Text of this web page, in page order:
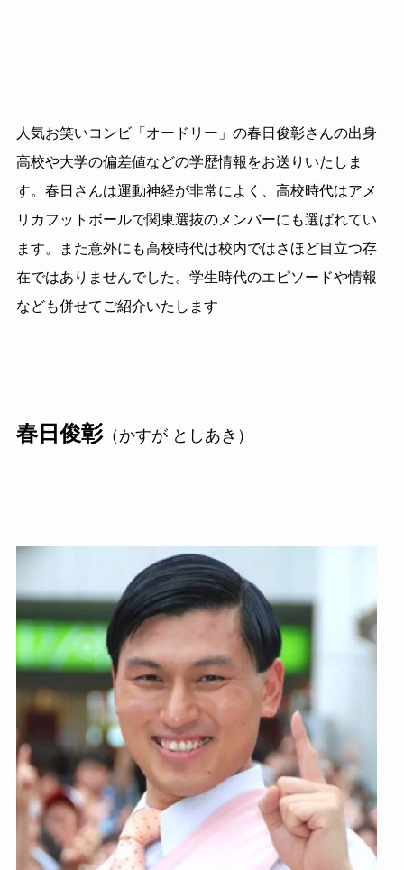
人気お笑いコンビ「オードリー」の春日俊彰さんの出身
高校や大学の偏差値などの学歴情報をお送りいたしま
す。春日さんは運動神経が非常によく、高校時代はアメ
リカフットボールで関東選抜のメンバーにも選ばれてい
ます。また意外にも高校時代は校内ではさほど目立つ存
在ではありませんでした。学生時代のエピソードや情報
なども併せてご紹介いたします
春日俊彰（かすが としあき）